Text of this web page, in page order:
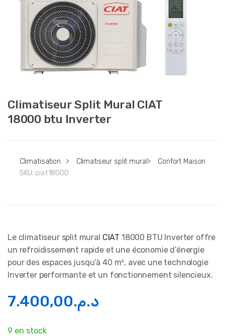
Climatiseur Split Mural CIAT
18000 btu Inverter
Climatisation > Climatiseur split mural >
Confort Maison
SKU: ciat18000
Le climatiseur split mural CIAT 18000 BTU Inverter offre
un refroidissement rapide et une économie d’énergie
pour des espaces jusqu’à 40 m², avec une technologie
Inverter performante et un fonctionnement silencieux.
د.م.7.400,00
9 en stock